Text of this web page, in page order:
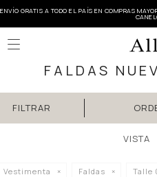
ENVÍO GRATIS A TODO EL PAÍS EN COMPRAS

FALDAS‎
Vestimenta Faldas Talle